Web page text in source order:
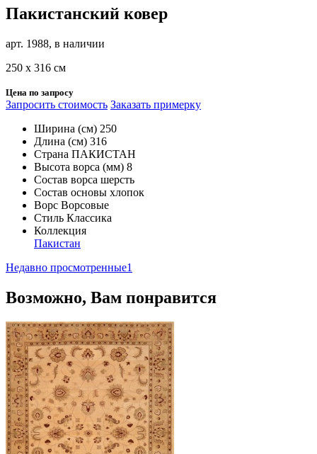
Пакистанский ковер
арт. 1988, в наличии
250 х 316 см
Цена по запросу
Запросить стоимость Заказать примерку
Ширина (см) 250
Длина (см) 316
Страна ПАКИСТАН
Высота ворса (мм) 8
Состав ворса шерсть
Состав основы хлопок
Ворс Ворсовые
Стиль Классика
Коллекция
Пакистан
Недавно просмотренные1
Возможно, Вам понравится